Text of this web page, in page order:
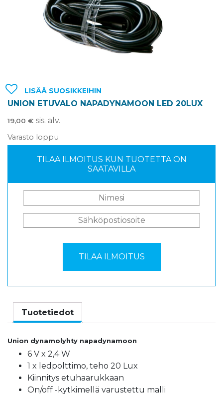
LISÄÄ SUOSIKKEIHIN
UNION ETUVALO NAPADYNAMOON LED 20LUX
19,00 € sis. alv.
Varasto loppu
TILAA ILMOITUS KUN TUOTETTA ON
SAATAVILLA
Tuotetiedot
Union dynamolyhty napadynamoon
6 V x 2,4 W
1 x ledpolttimo, teho 20 Lux
Kiinnitys etuhaarukkaan
On/off -kytkimellä varustettu malli